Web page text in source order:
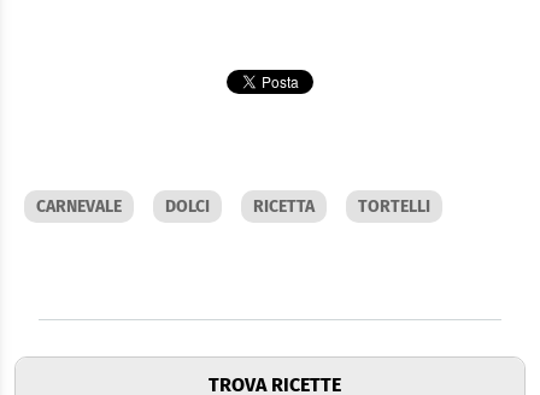
CARNEVALE DOLCI RICETTA TORTELLI
TROVA RICETTE